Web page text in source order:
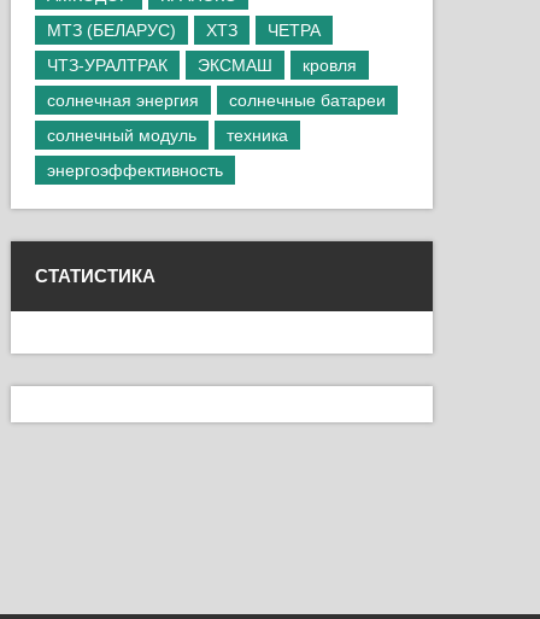
МТЗ (БЕЛАРУС)
ХТЗ
ЧЕТРА
ЧТЗ-УРАЛТРАК
ЭКСМАШ
кровля
солнечная энергия
солнечные батареи
солнечный модуль
техника
энергоэффективность
СТАТИСТИКА